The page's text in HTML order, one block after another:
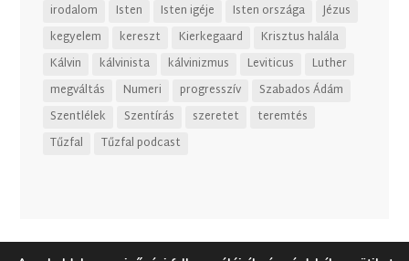
irodalom
Isten Isten igéje Isten országa
Jézus
kegyelem
kereszt Kierkegaard
Krisztus halála
Kálvin
kálvinista kálvinizmus Leviticus
Luther
megváltás
Numeri progresszív
Szabados Ádám
Szentlélek
Szentírás szeretet
teremtés
Tűzfal
Tűzfal podcast